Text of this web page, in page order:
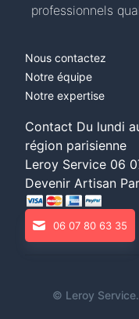
professionnels
Nous contactez
Notre équipe
Notre expertise
Contact Du lundi
région parisienne
Leroy Service 06
Devenir Artisan
06 07 80 63 35
© Leroy Service